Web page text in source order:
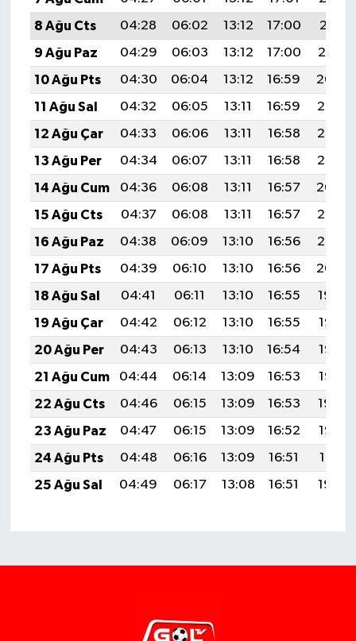
8 Ağu Cts
04:28 06:02 13:12 17:00
20:11
9 Ağu Paz
04:29 06:03 13:12 17:00
20:10
10 Ağu Pts
04:30 06:04 13:12 16:59
20:09
11 Ağu Sal
04:32 06:05 13:11 16:59
20:08
12 Ağu Çar
04:33 06:06 13:11 16:58
20:07
13 Ağu Per
04:34 06:07 13:11 16:58
20:05
14 Ağu Cum
04:36 06:08 13:11 16:57
20:04
15 Ağu Cts
04:37 06:08 13:11 16:57
20:03
16 Ağu Paz
04:38 06:09 13:10 16:56
20:02
17 Ağu Pts
04:39 06:10 13:10 16:56
20:00
18 Ağu Sal
04:41 06:11 13:10 16:55
19:59
19 Ağu Çar
04:42 06:12 13:10 16:55
19:58
20 Ağu Per
04:43 06:13 13:10 16:54
19:56
21 Ağu Cum
04:44 06:14 13:09 16:53
19:55
22 Ağu Cts
04:46 06:15 13:09 16:53
19:54
23 Ağu Paz
04:47 06:15 13:09 16:52
19:52
24 Ağu Pts
04:48 06:16 13:09 16:51
19:51
25 Ağu Sal
04:49 06:17 13:08 16:51 19:49